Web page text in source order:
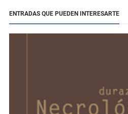
ENTRADAS QUE PUEDEN INTERESARTE